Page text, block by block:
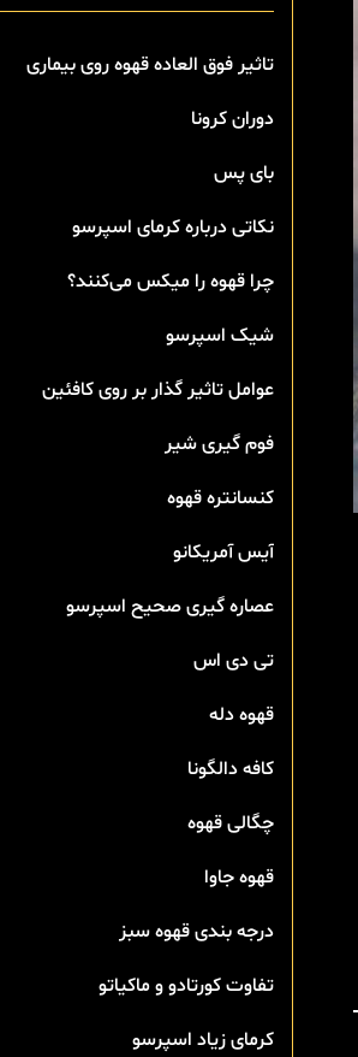
تاثیر فوق العاده قهوه روی بیماری
دوران کرونا
بای پس
نکاتی درباره کرمای اسپرسو
چرا قهوه را میکس می‌کنند؟
شیک اسپرسو
عوامل تاثیر گذار بر روی کافئین
فوم گیری شیر
کنسانتره قهوه
آیس آمریکانو
عصاره گیری صحیح اسپرسو
تی‌ دی اس
قهوه دله
کافه دالگونا
چگالی قهوه
قهوه جاوا
درجه بندی قهوه سبز
تفاوت کورتادو و ماکیاتو
کرمای زیاد اسپرسو